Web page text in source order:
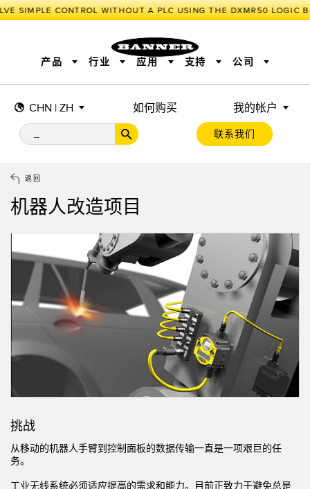
SIMPLE CONTROL WITHOUT A PLC USING THE DXMR50 LOGIC
CHN | ZH 如何购买 我的帐户
联系我们
产品
传感器 测量解决方案
照明和指示
机器安全
工业无线
BARCODE & VISION
绝对值旋转编码器
SNAP SIGNAL 附件
传感器
光电传感器
激光测距
3D飞行时间
行业 应用
工业物联网与智能工厂
智能传感器
机器防护
追踪和跟踪
拾取指示灯
雷达应用
工业物联网与智能工厂
储罐料位监控
前缘检测
工厂通信
机器监控/设备综合效率
物料、服务或托盘取件呼叫
状况监测：预测性维护和预防性维护
支持 公司
返回
机器人改造项目
挑战
从移动的机器人手臂到控制面板的数据传输一直是一项艰巨的任
务。
工业无线系统必须适应提高的需求和能力。目前正致力于避免总是